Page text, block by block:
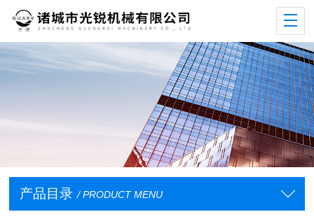
产品目录 / PRODUCT MENU